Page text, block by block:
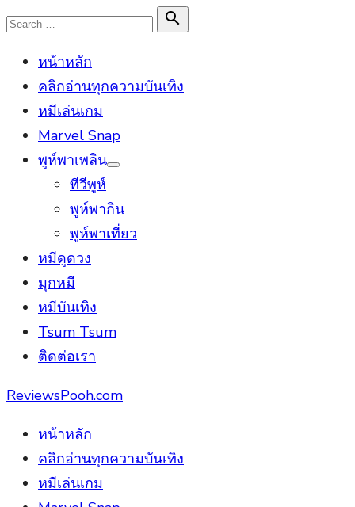
Skip
content
Search

Search
หน้าหลัก
คลิกอ่านทุกความบันเทิง
หมีเล่นเกม
Marvel Snap
พูห์พาเพลิน
Show
ทีวีพูห์
พูห์พากิน
พูห์พาเที่ยว
หมีดูดวง
มุกหมี
หมีบันเทิง
Tsum Tsum
ติดต่อเรา
ReviewsPooh.com
หน้าหลัก
คลิกอ่านทุกความบันเทิง
หมีเล่นเกม